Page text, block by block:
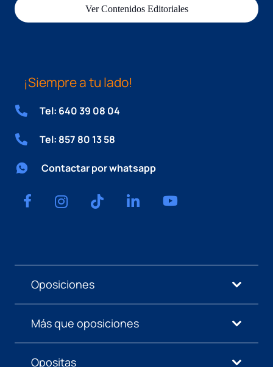
Ver Contenidos Editoriales
¡Siempre a tu lado!
Tel: 640 39 08 04
Tel: 857 80 13 58
Contactar por whatsapp
Oposiciones
Más que oposiciones
Opositas